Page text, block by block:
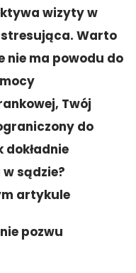
wizyty w
Warto
nie ma powodu do
Twój
do
dokładnie
sądzie?
artykule
pozwu